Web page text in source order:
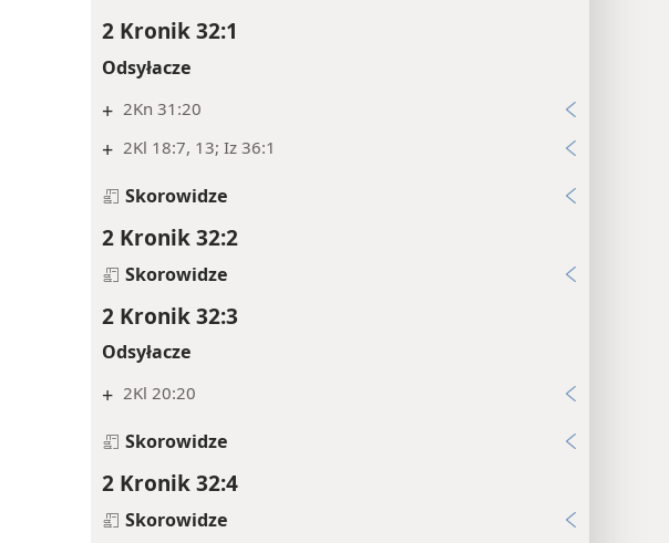
2 Kronik 32:1
Odsyłacze
+ 2Kn 31:20
+ 2Kl 18:7, 13; Iz 36:1
Skorowidze
2 Kronik 32:2
Skorowidze
2 Kronik 32:3
Odsyłacze
+ 2Kl 20:20
Skorowidze
2 Kronik 32:4
Skorowidze